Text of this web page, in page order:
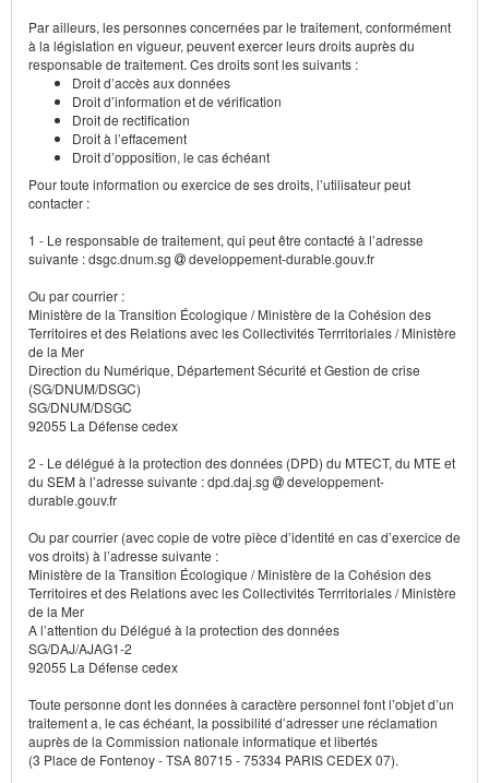
Par ailleurs, les personnes concernées par le traitement, conformément
à la législation en vigueur, peuvent exercer leurs droits auprès du
responsable de traitement. Ces droits sont les suivants :
Droit d’accès aux données
Droit d’information et de vérification
Droit de rectification
Droit à l’effacement
Droit d’opposition, le cas échéant
Pour toute information ou exercice de ses droits, l’utilisateur peut
contacter :
1 - Le responsable de traitement, qui peut être contacté à l’adresse
suivante : dsgc.dnum.sg
developpement-durable.gouv.fr
Ou par courrier :
Ministère de la Transition Écologique / Ministère de la Cohésion des
Territoires et des Relations avec les Collectivités Terrritoriales / Ministère
de la Mer
Direction du Numérique, Département Sécurité et Gestion de crise
(SG/DNUM/DSGC)
SG/DNUM/DSGC
92055 La Défense cedex
2 - Le délégué à la protection des données (DPD) du MTECT, du MTE et
du SEM à l’adresse suivante : dpd.daj.sg
developpement-
durable.gouv.fr
Ou par courrier (avec copie de votre pièce d’identité en cas d’exercice de
vos droits) à l’adresse suivante :
Ministère de la Transition Écologique / Ministère de la Cohésion des
Territoires et des Relations avec les Collectivités Terrritoriales / Ministère
de la Mer
A l’attention du Délégué à la protection des données
SG/DAJ/AJAG1-2
92055 La Défense cedex
Toute personne dont les données à caractère personnel font l’objet d’un
traitement a, le cas échéant, la possibilité d’adresser une réclamation
auprès de la Commission nationale informatique et libertés
(3 Place de Fontenoy - TSA 80715 - 75334 PARIS CEDEX 07).